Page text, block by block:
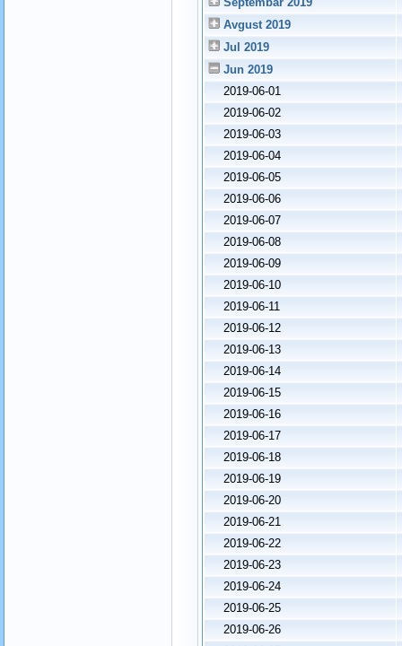
Avgust 2019
Jul 2019
Jun 2019
2019-06-01
2019-06-02
2019-06-03
2019-06-04
2019-06-05
2019-06-06
2019-06-07
2019-06-08
2019-06-09
2019-06-10
2019-06-11
2019-06-12
2019-06-13
2019-06-14
2019-06-15
2019-06-16
2019-06-17
2019-06-18
2019-06-19
2019-06-20
2019-06-21
2019-06-22
2019-06-23
2019-06-24
2019-06-25
2019-06-26